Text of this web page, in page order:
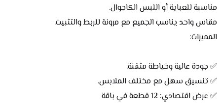
مناسبة للعباية أو اللبس الكاجوال.
مقاس واحد يناسب الجميع مع مرونة للربط والتثبيت.
المميزات:
✅ جودة عالية وخياطة متقنة.
✅ تنسيق سهل مع مختلف الملابس.
✅ عرض اقتصادي: 12 قطعة في باقة